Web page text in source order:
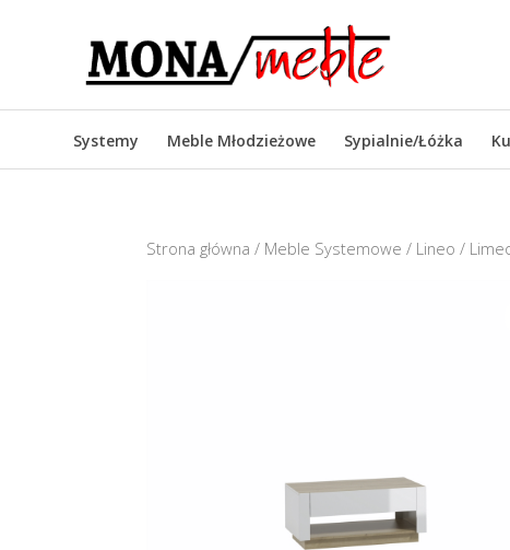
Systemy Meble Młodzieżowe Sypialnie/Łóżka
Strona główna / Meble Systemowe / Lineo /